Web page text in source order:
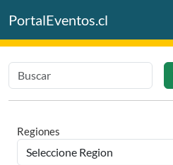
PortalEventos.cl
Regiones